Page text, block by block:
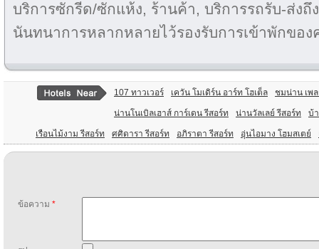
บริการซักรีด/ซักแห้ง, ร้านค้า, บริการรถรับ-ส่ง
นันทนาการหลากหลายไว้รองรับการเข้าพักขอ
107 ทาวเวอร์ เควัน โมเดิร์น อาร์ท โฮเต็ล ชมน่าน เพ
น่านโนเบิลเฮาส์ การ์เดน รีสอร์ท น่านวัลเลย์ รีสอร์ท บ้
เรือนไม้งาม รีสอร์ท ศศิดารา รีสอร์ท อภิราตา รีสอร์ท อุ่นไอมาง โฮมสเตย์
ข้อความ *